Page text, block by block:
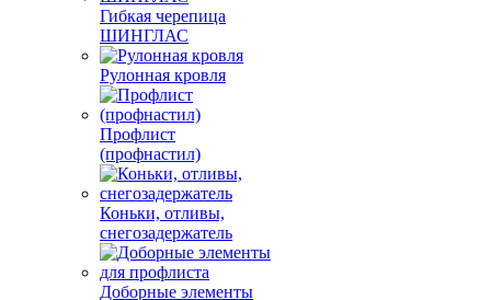
Гибкая черепица
ШИНГЛАС
Рулонная кровля
Профлист
(профнастил)
Коньки, отливы,
снегозадержатель
Доборные элементы